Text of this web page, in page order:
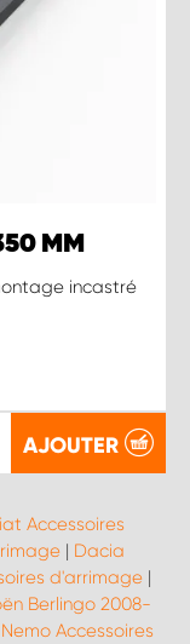
MM
incastré
AJOUTER
Accessoires
| Dacia
d'arrimage|
Berlingo 2008-
Accessoires